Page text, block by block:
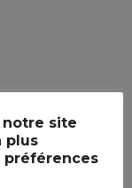
notre site
plus
préférences